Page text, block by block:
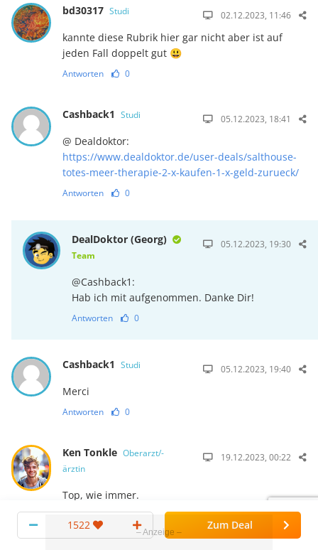
bd30317 Studi 02.12.2023, 11:46
kannte diese Rubrik hier gar nicht aber ist auf
jeden Fall doppelt gut 😃
Antworten 0
Cashback1 Studi 05.12.2023, 18:41
@ Dealdoktor:
https://www.dealdoktor.de/user-deals/salthouse-
totes-meer-therapie-2-x-kaufen-1-x-geld-zurueck/
Antworten 0
DealDoktor (Georg)
Team
05.12.2023, 19:30
@Cashback1:
Hab ich mit aufgenommen. Danke Dir!
Antworten 0
Cashback1 Studi 05.12.2023, 19:40
Merci
Antworten 0
Ken Tonkle Oberarzt/-
ärztin
19.12.2023, 00:22
Top, wie immer.
Antworten 0
1522 Zum Deal